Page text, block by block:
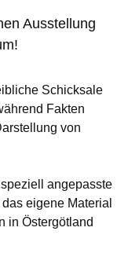
Ausstellung
Schicksale
Fakten
von
angepasste
eigene Material
in Östergötland